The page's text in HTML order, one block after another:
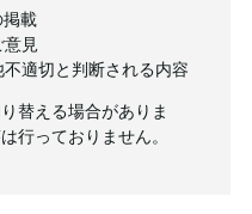
掲載
意見
適切と判断される内容
替える場合がありま
行っておりません。